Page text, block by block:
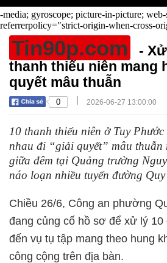
-media; gyroscope; picture-in-picture; web-
referrerpolicy="strict-origin-when-cross-
Tin90p.com
-
thanh thiếu niên mang
quyết mâu thuẫn
0 | 2026-06-27 13:00:00
10 thanh thiếu niên ở Tuy
nhau đi “giải quyết” mâu
giữa đêm tại Quảng trường
náo loạn nhiều tuyến đường
Chiều 26/6, Công an phường
đang củng cố hồ sơ để xử lý
đến vụ tụ tập mang theo hung
công cộng trên địa bàn.